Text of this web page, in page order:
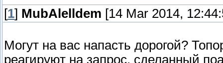
[1] MubAlelldem [14 Mar 2014,
Могут на вас напасть дорогой?
реагируют на запрос, сделанный